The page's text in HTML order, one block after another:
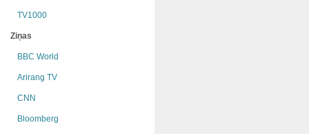
TV1000
Ziņas
BBC World
Arirang TV
CNN
Bloomberg